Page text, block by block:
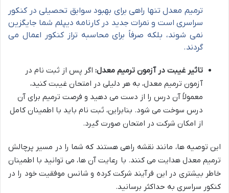
ترمیم معدل تنها راهی برای بهبود سوابق تحصیلی در کنکور
سراسری است و نمرات جدید در کارنامه دیپلم شما جایگزین
نمی شوند، بلکه صرفاً برای محاسبه تراز کنکور اعمال می
گردند.
تاثیر غیبت در آزمون ترمیم معدل: اگر پس از ثبت نام در
آزمون ترمیم معدل، به هر دلیلی در امتحان غیبت کنید،
معمولاً آن درس را از دست می دهید و فرصت ترمیم برای آن
درس سوخت می شود. بنابراین، ثبت نام باید با اطمینان کامل
از امکان شرکت در امتحان صورت گیرد.
این توصیه ها، مانند نقشه راهی هستند که شما را در مسیر پرچالش
ترمیم معدل هدایت می کنند. با رعایت آن ها، می توانید با اطمینان
خاطر بیشتری در این فرآیند شرکت کرده و شانس موفقیت خود را در
کنکور سراسری به حداکثر برسانید.